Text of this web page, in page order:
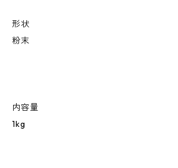
形状
粉末
内容量
1kg